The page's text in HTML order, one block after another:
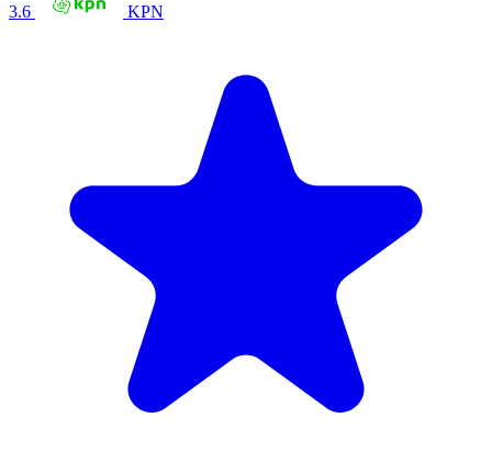
3.6 KPN